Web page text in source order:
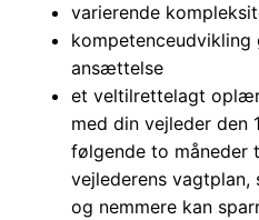
varierende
kompetenceudvikling
ansættelse
et veltilrettelagt
med din vejleder den
følgende to måneder
vejlederens vagtplan,
og nemmere kan